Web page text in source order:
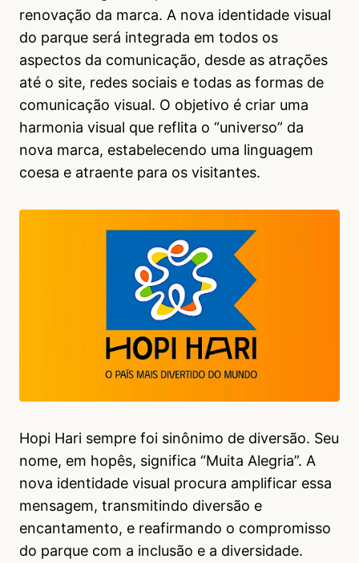
renovação da marca. A nova identidade visual
do parque será integrada em todos os
aspectos da comunicação, desde as atrações
até o site, redes sociais e todas as formas de
comunicação visual. O objetivo é criar uma
harmonia visual que reflita o “universo” da
nova marca, estabelecendo uma linguagem
coesa e atraente para os visitantes.
Hopi Hari sempre foi sinônimo de diversão. Seu
nome, em hopês, significa “Muita Alegria”. A
nova identidade visual procura amplificar essa
mensagem, transmitindo diversão e
encantamento, e reafirmando o compromisso
do parque com a inclusão e a diversidade.